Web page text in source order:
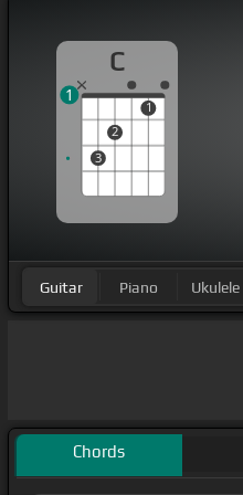
C
3
2
1
1
Guitar Piano Ukulele
Chords